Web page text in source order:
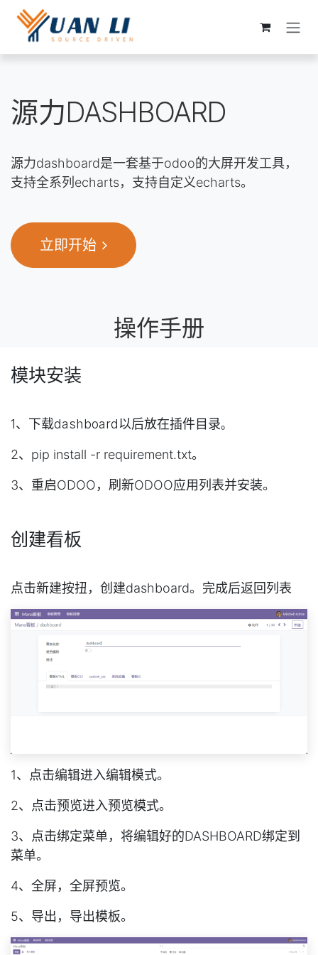
跳至内容
源力DASHBOARD
源力dashboard是一套基于odoo的大屏开发工具，
支持全系列echarts，支持自定义echarts。
立即开始
操作手册
模块安装
1、下载dashboard以后放在插件目录。
2、pip install -r requirement.txt。
3、重启ODOO，刷新ODOO应用列表并安装。
创建看板
点击新建按扭，创建dashboard。完成后返回列表
1、点击编辑进入编辑模式。
2、点击预览进入预览模式。
3、点击绑定菜单，将编辑好的DASHBOARD绑定到
菜单。
4、全屏，全屏预览。
5、导出，导出模板。